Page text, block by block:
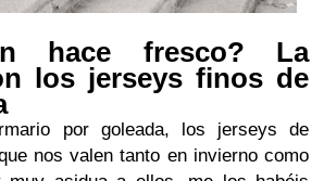
hace fresco? La
los jerseys finos de
por goleada, los jerseys de
nos valen tanto en invierno como